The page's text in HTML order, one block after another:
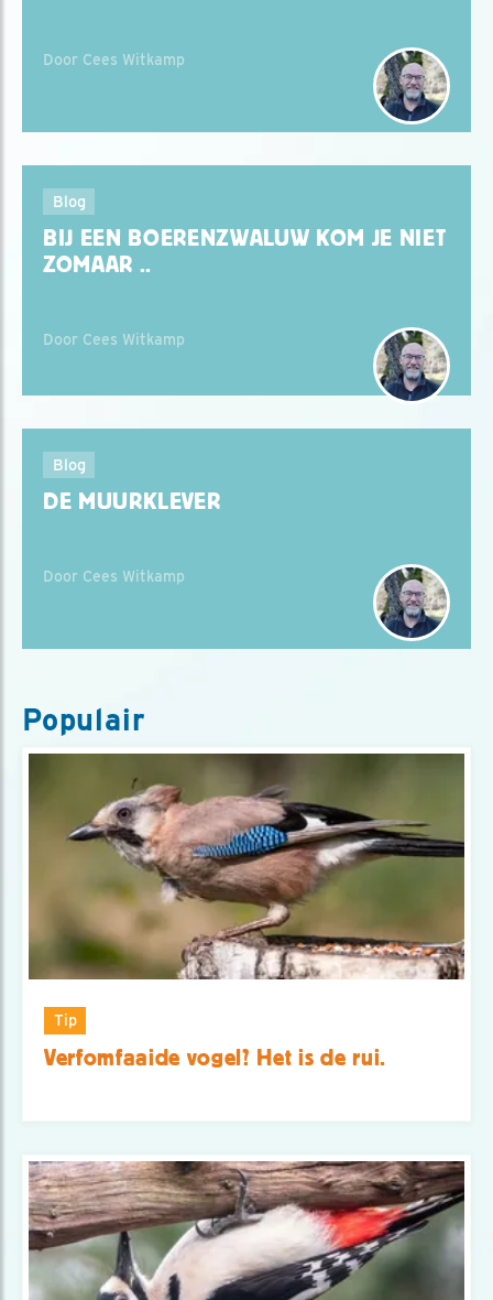
Door Cees Witkamp
Blog
BIJ EEN BOERENZWALUW KOM JE NIET
ZOMAAR ..
Door Cees Witkamp
Blog
DE MUURKLEVER
Door Cees Witkamp
Populair
Tip
Verfomfaaide vogel? Het is de rui.